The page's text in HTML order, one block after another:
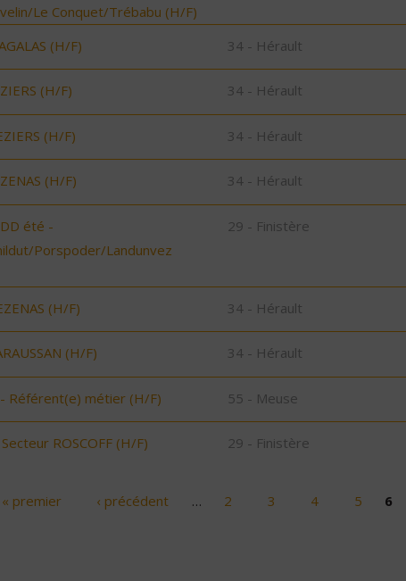
Le Conquet/Trébabu (H/F)
(H/F) 34 - Hérault
(H/F) 34 - Hérault
(H/F) 34 - Hérault
(H/F) 34 - Hérault
été -
Porspoder/Landunvez
29 - Finistère
(H/F) 34 - Hérault
(H/F) 34 - Hérault
Référent(e) métier (H/F) 55 - Meuse
ROSCOFF (H/F) 29 - Finistère
« premier ‹ précédent … 2 3 4 5 6